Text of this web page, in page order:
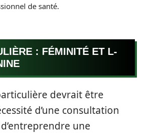
de santé.
: FÉMINITÉ ET L-
devrait être
d’une consultation
une